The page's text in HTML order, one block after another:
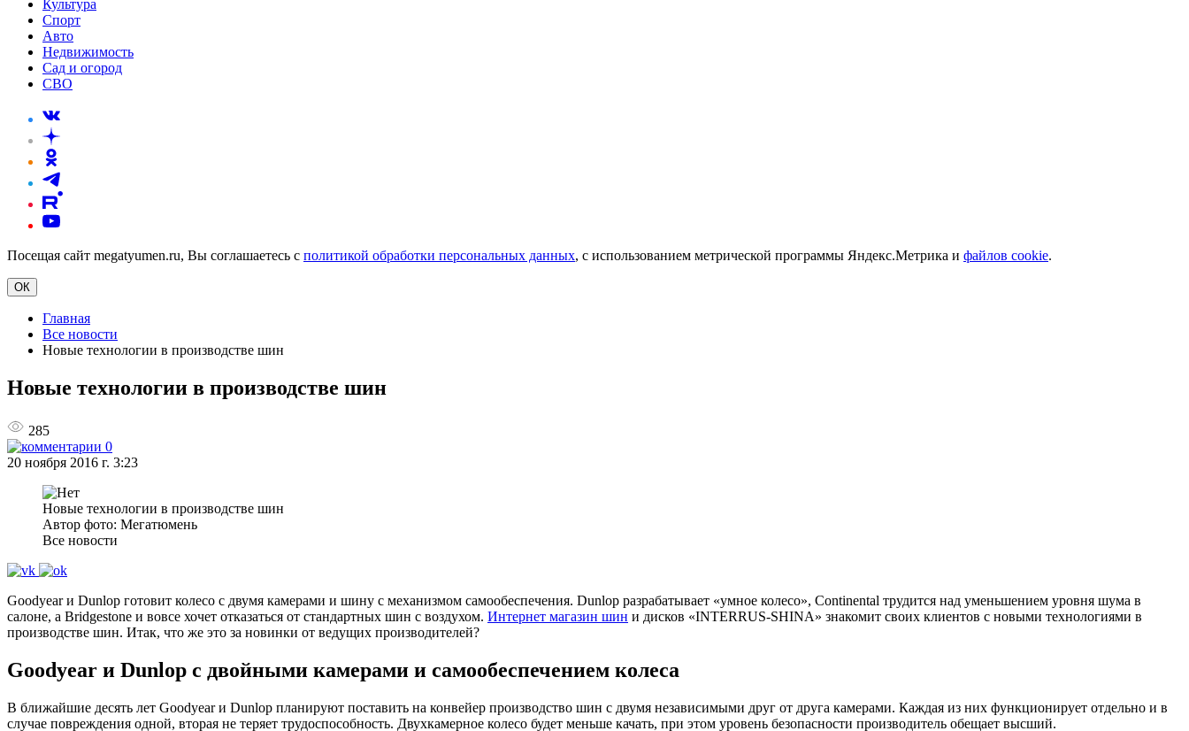
Культура
Спорт
Авто
Недвижимость
Сад и огород
СВО
Посещая сайт megatyumen.ru, Вы соглашаетесь с политикой обработки персональных данных, с использованием метрической программы Яндекс.Метрика и файлов cookie.
ОК
Главная
Все новости
Новые технологии в производстве шин
Новые технологии в производстве шин
285
0
20 ноября 2016 г. 3:23
Новые технологии в производстве шин
Автор фото: Мегатюмень
Все новости
Goodyear и Dunlop готовит колесо с двумя камерами и шину с механизмом самообеспечения. Dunlop разрабатывает «умное колесо», Continental трудится над уменьшением уровня шума в
салоне, а Bridgestone и вовсе хочет отказаться от стандартных шин с воздухом. Интернет магазин шин и дисков «INTERRUS-SHINA» знакомит своих клиентов с новыми технологиями в
производстве шин. Итак, что же это за новинки от ведущих производителей?
Goodyear и Dunlop с двойными камерами и самообеспечением колеса
В ближайшие десять лет Goodyear и Dunlop планируют поставить на конвейер производство шин с двумя независимыми друг от друга камерами. Каждая из них функционирует отдельно и в
случае повреждения одной, вторая не теряет трудоспособность. Двухкамерное колесо будет меньше качать, при этом уровень безопасности производитель обещает высший.